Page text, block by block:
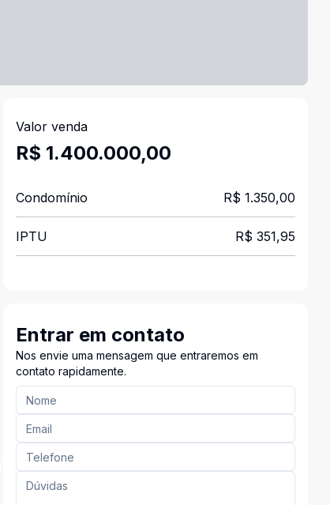
Valor venda
R$ 1.400.000,00
Condomínio R$ 1.350,00
IPTU R$ 351,95
Entrar em contato
Nos envie uma mensagem que entraremos em
contato rapidamente.